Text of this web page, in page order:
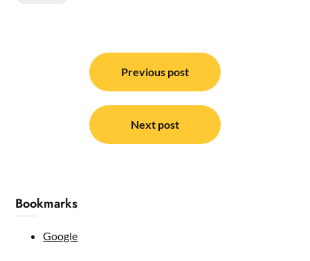
navigation
Previous post
Next post
Bookmarks
Google